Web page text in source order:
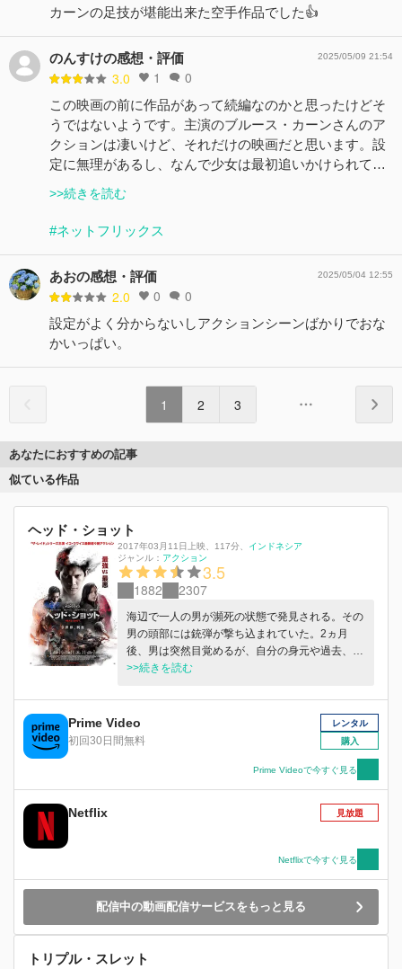
カーンの足技が堪能出来た空手作品でした👍
のんすけの感想・評価
3.0 1 0
2025/05/09 21:54
この映画の前に作品があって続編なのかと思ったけどそ
うではないようです。主演のブルース・カーンさんのア
クションは凄いけど、それだけの映画だと思います。設
定に無理があるし、なんで少女は最初追いかけられて…
>>続きを読む
#ネットフリックス
あおの感想・評価
2.0 0 0
2025/05/04 12:55
設定がよく分からないしアクションシーンばかりでおな
かいっぱい。
1 2 3
あなたにおすすめの記事
似ている作品
ヘッド・ショット
2017年03月11日上映 117分
インドネシア
ジャンル： アクション
3.5
1882 2307
海辺で一人の男が瀕死の状態で発見される。その
男の頭部には銃弾が撃ち込まれていた。2ヵ月
後、男は突然目覚めるが、自分の身元や過去、名
前といったすべての記憶が失われていた。若手女
マエルと名付けられた男は次第にアイリンと惹か
れ あっていく。その頃、インドネシア最大の犯
罪組織を率いるリーは、死んだはずの“男”が生き
ていることを知り男の元に追っ手を送りこむ。イ
シュマルを誘い出 すためにアイリンは組織に誘
拐されてしまい、イシュマエルはアイリン救出の
ためリーのアジトに乗り込んでいく。 次から次
に送りこまれる最強の刺客たちとの激 しい戦い
去の謎が解き明かされていくのだが―。
>>続きを読む
Prime Video
初回30日間無料
レンタル
購入
Prime Videoで今すぐ見る
Netflix 見放題
Netflixで今すぐ見る
配信中の動画配信サービスをもっと見る
トリプル・スレット